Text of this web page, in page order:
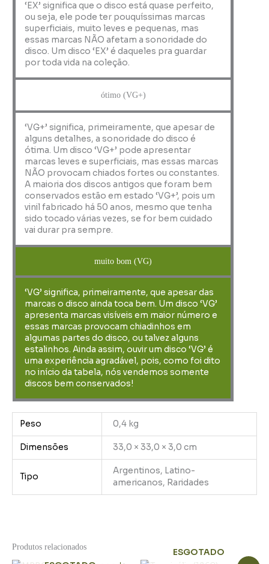
‘EX’ significa que o disco está quase perfeito,
ou seja, ele pode ter pouquíssimas marcas
superficiais, muito leves e pequenas, mas
essas marcas NÃO afetam a sonoridade do
disco. Um disco ‘EX’ é daqueles pra guardar
por toda vida na coleção.
ótimo (VG+)
‘VG+’ significa, primeiramente, que apesar de
alguns detalhes, a sonoridade do disco é
ótima. Um disco ‘VG+’ pode apresentar
marcas leves e superficiais, mas essas marcas
NÃO provocam chiados fortes ou constantes.
A maioria dos discos antigos que foram bem
conservados estão em estado ‘VG+’, pois um
vinil fabricado há 50 anos, mesmo que tenha
sido tocado várias vezes, se for bem cuidado
vai durar pra sempre.
muito bom (VG)
‘VG’ significa, primeiramente, que apesar das
marcas o disco ainda toca bem. Um disco ‘VG’
apresenta marcas visíveis em maior número e
essas marcas provocam chiadinhos em
algumas partes do disco, ou talvez alguns
estalinhos. Ainda assim, ouvir um disco ‘VG’ é
uma experiência agradável, pois, como foi dito
no início da tabela, nós vendemos somente
discos bem conservados!
Peso 0,4 kg
Dimensões 33,0 × 33,0 × 3,0 cm
Tipo
Argentinos, Latino-
americanos, Raridades
Produtos relacionados ESGOTADO